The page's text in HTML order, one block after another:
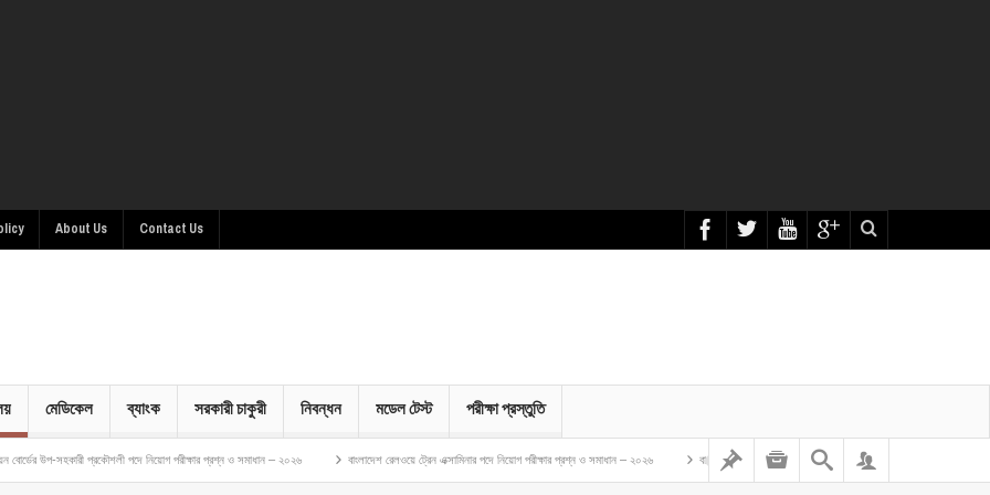
About Us Contact Us
মেডিকেল ব্যাংক সরকারী চাকুরী নিবন্ধন মডেল টেস্ট পরীক্ষা প্রস্তুতি
প্রকৌশলী পদে নিয়োগ পরীক্ষার প্রশ্ন ও সমাধান – ২০২৬ বাংলাদেশ রেলওয়ে ট্রেন এক্সামিনার পদে নিয়োগ পরীক্ষার প্রশ্ন ও সমাধান – ২০২৬ বাংলাদেশ গম ও ভুট্টা গবেষণা ইনস্টিটিউট এর অফিস সহকারী কাম কম্পিউটার মুদ্রাক্ষরিক